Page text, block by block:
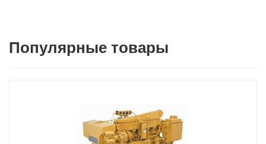
Популярные товары